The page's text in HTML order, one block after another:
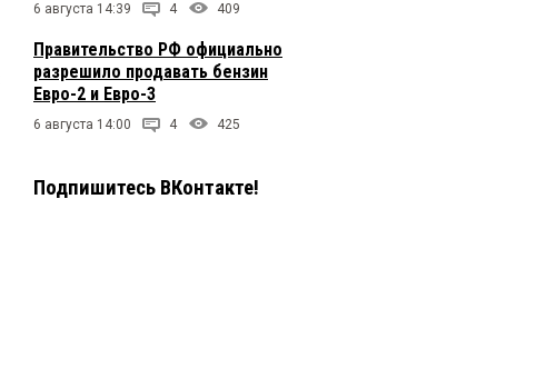
6 августа 14:39 4 409
Правительство РФ официально
разрешило продавать бензин
Евро-2 и Евро-3
6 августа 14:00 4 425
Подпишитесь ВКонтакте!